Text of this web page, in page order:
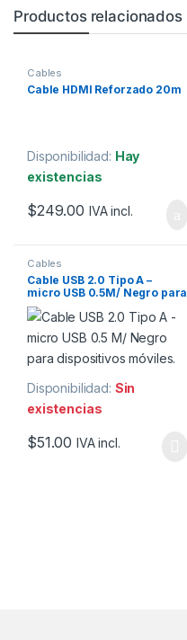
Productos relacionados
Cables
Cable HDMI Reforzado 20m
Disponibilidad: Hay
existencias
$249.00 IVA incl.
Cables
Cable USB 2.0 Tipo A –
micro USB 0.5M/ Negro para
dispositivos móviles
Disponibilidad: Sin
existencias
$51.00 IVA incl.